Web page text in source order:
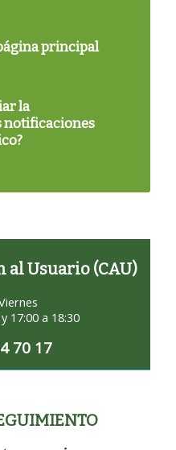
principal
la
notificaciones
al Usuario (CAU)
17:00 a 18:30
70 17